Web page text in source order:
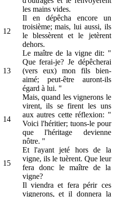
les mains vides.
12
Il en dépêcha encore un
troisième; mais, lui aussi, ils
le blessèrent et le jetèrent
dehors.
13
Le maître de la vigne dit: "
Que ferai-je? Je dépêcherai
(vers eux) mon fils bien-
aimé; peut-être auront-ils
égard à lui. "
14
Mais, quand les vignerons le
virent, ils se firent les uns
aux autres cette réflexion: "
Voici l'héritier; tuons-le pour
que l'héritage devienne
nôtre. "
15
Et l'ayant jeté hors de la
vigne, ils le tuèrent. Que leur
fera donc le maître de la
vigne?
Il viendra et fera périr ces
vignerons, et il donnera la